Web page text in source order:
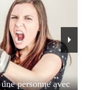
personne avec